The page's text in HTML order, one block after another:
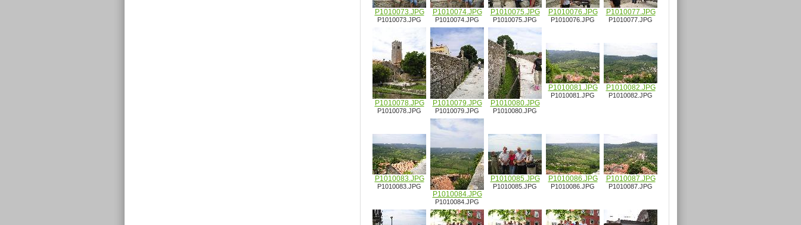
P1010073.JPG
P1010073.JPG
P1010074.JPG
P1010074.JPG
P1010075.JPG
P1010075.JPG
P1010076.JPG
P1010076.JPG
P1010077.JPG
P1010077.JPG
P1010078.JPG
P1010078.JPG
P1010079.JPG
P1010079.JPG
P1010080.JPG
P1010080.JPG
P1010081.JPG
P1010081.JPG
P1010082.JPG
P1010082.JPG
P1010083.JPG
P1010083.JPG
P1010084.JPG
P1010084.JPG
P1010085.JPG
P1010085.JPG
P1010086.JPG
P1010086.JPG
P1010087.JPG
P1010087.JPG